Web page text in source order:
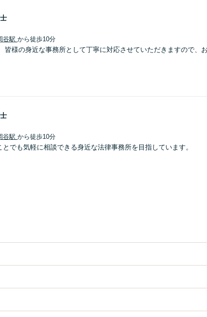
谷駅 から徒歩10分
皆様の身近な事務所として丁寧に対応させていただきますので、
谷駅 から徒歩10分
でも気軽に相談できる身近な法律事務所を目指しています。